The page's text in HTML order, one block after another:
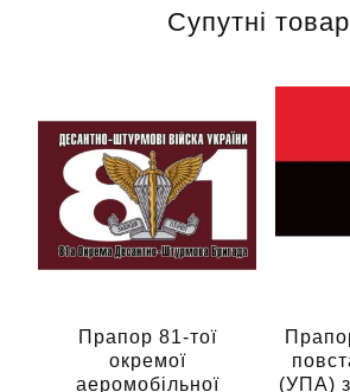
Супутні
Прапор 81-тої
окремої
аеромобільної
(УПА)